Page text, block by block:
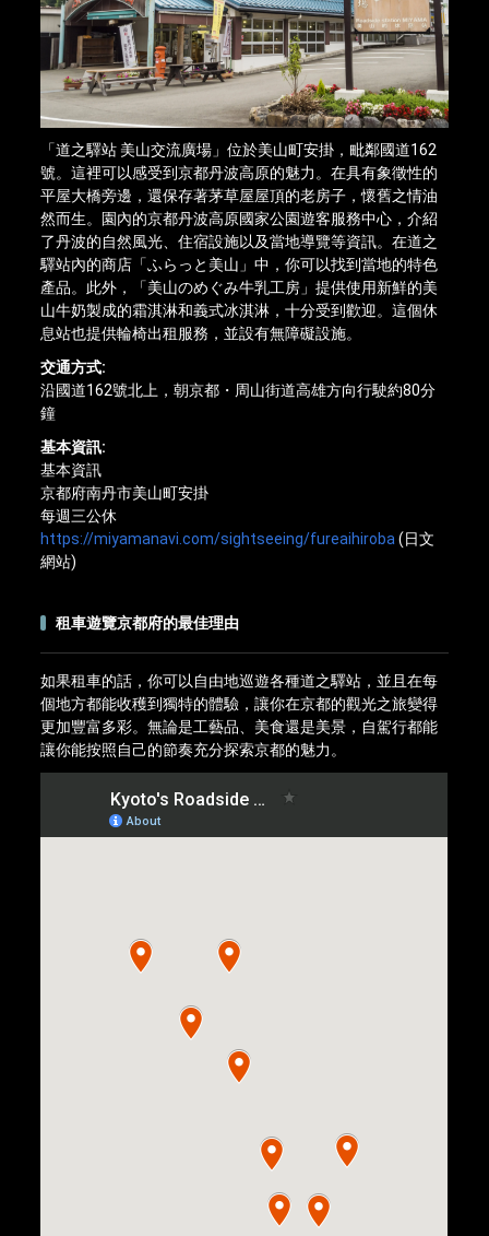
「道之驛站 美山交流廣場」位於美山町安掛，毗鄰國道162
號。這裡可以感受到京都丹波高原的魅力。在具有象徵性的
平屋大橋旁邊，還保存著茅草屋屋頂的老房子，懷舊之情油
然而生。園內的京都丹波高原國家公園遊客服務中心，介紹
了丹波的自然風光、住宿設施以及當地導覽等資訊。在道之
驛站內的商店「ふらっと美山」中，你可以找到當地的特色
產品。此外，「美山のめぐみ牛乳工房」提供使用新鮮的美
山牛奶製成的霜淇淋和義式冰淇淋，十分受到歡迎。這個休
息站也提供輪椅出租服務，並設有無障礙設施。
交通方式:
沿國道162號北上，朝京都・周山街道高雄方向行駛約80分
鐘
基本資訊:
基本資訊
京都府南丹市美山町安掛
每週三公休
https://miyamanavi.com/sightseeing/fureaihiroba(日文
網站)
租車遊覽京都府的最佳理由
如果租車的話，你可以自由地巡遊各種道之驛站，並且在每
個地方都能收穫到獨特的體驗，讓你在京都的觀光之旅變得
更加豐富多彩。無論是工藝品、美食還是美景，自駕行都能
讓你能按照自己的節奏充分探索京都的魅力。